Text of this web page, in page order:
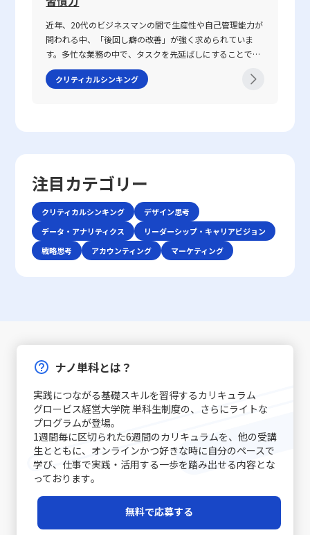
たがって、企業は両者をバランスよく統合することで、より多角的
かつ柔軟な評価システムを確立し、業務改善や戦略的意思決定に活
かすことが求められます。また、デジタルトランスフォーメーショ
ンの進展に伴い、タレントマネジメントシステムのようなツールを
活用して、社内データの一元化および可視化を図ることが、さらな
る競争優位の確保につながるでしょう。20代の若手ビジネスマン
の軸がぶれるのを防ぐことができます。具体的な対策とし
ては、以下の点が挙げられます。・まず、話の内容は具体
的に整理し、主語と述語を明確にすることが重要です。特
に急いでいる状況や複雑な問題を扱う場合、あいまいな表
現を避け、論点を整理して伝える努力が必要です。・次
に、相手の理解度を随時確認することが推奨されます。た
ブル回避に寄与します。・さらに、自己の思考を論理的に
果として仕事で話が噛み合わない人との対処法がより効果
的に機能します。論理的思考は、複雑な情報をシンプルに
まとめるための基本スキルであり、コミュニケーションの
質を大きく左右します。これらの注意点を踏まえた上で、
略と実践例 ここでは、「仕事で話が噛み合わない人との対
処法」として認識される具体的な戦略を、実践例とともに
解説します。多岐にわたる原因に対して、個々のケースに
応じた対策を講じることが求められます。まず、会話の開
始時に必ず現状の認識を共有することが基本です。長年の
経験が示すように、「話の前提条件を合わせる」ことは、
双方のコミュニケーションの齟齬を防ぐ第一歩です。たと
えば、新たなプロジェクトのキックオフミーティングで
は、各参加者が同じゴールと進行予定を共有することで、
後の誤解を避けることができます。また、日常的なコミュ
には話の流れからその理解度を汲み取る姿勢が重要です。
経験豊富なマネージャーの中には、相手の話し方をよく観
相手に正確かつ効果的なメッセージを伝えることで、相手
より、メール、チャット、ビデオ会議など多様なコミュニ
ケーション手法が登場しました。しかし、テキストや非対
面のやりとりは時に「既読未読」「いいね」といった簡易
な反応だけに頼る傾向があり、誤解や遅延が発生する可能
性があります。このため、現代のビジネスシーンでは、対
む複合的なプロセスであり、相手にどこまで伝わったか、
あるいは誤解が生じたかを見極める能力が必要となりま
す。「ビジネスにおけるコミュニケーション能力」で成功
を収めるためには、自身の伝えたい内容を明確に定義し、
使用する手段・場面に応じて最適な技術を選択できる柔軟
性が求められます。 特に、若手ビジネスマンにとっては、
が質の高いコミュニケーションを実現する鍵となります。
を高めるためには、単に技術を習得するだけでなく、いく
つかの落とし穴や注意点を認識する必要があります。ま
ず、情報伝達とコミュニケーションの違いに注意が必要で
す。単なるデータや数字の伝達が成功したとしても、相手
がその情報をどう受け取り、行動に移すかはまた別の問題
です。「ビジネスにおけるコミュニケーション能力」にお
いては、相手に正しく意図が伝わるかどうかが重要であ
り、結果として行動変容が起こることが成功指標となりま
伝えることができないという不確実性があります。言葉だ
ー・オーシャン戦略』にて取り上げられ、赤く血に染まっ
た海をイメージすることで、限られた需要を巡って多数の
企業が激しく争う状況を表現しています。特に、レッドオ
ーシャの 戦い方としてのアプローチは、価格競争に終始し
やすい市場の中で如何にして自社の独自性を打ち出すか、
争いが交錯し、限られた市場シェアの取り合いが続きま
す。そのため、レッドオーシャンの戦い方においては、自
社の強みや独自性を生かした戦略立案が不可欠となりま
す。 レッドオーシャン 戦い方の基本戦略 レッドオーシャ
ン市場で成功を収めるためには、以下の3つの基本戦略が
有効であるとされています。第一に、差別化戦略です。他
社と同じ製品・サービスを提供していては、顧客は選択に
や労力を削減することで市場価格を下回る優位性を保持し
ます。ユニクロが示した事例のように、大量仕入れや生産
できれば、急激な価格競争にも耐える力が養われるので
す。ただし、過度なコスト削減は品質低下やブランド価値
の喪失というリスクもあるため、バランスを見極めること
が重要です。 第三に、ニッチ戦略です。市場全体ではな
く、特定の顧客セグメントや特定のニーズに特化すること
で、競争相手の少ない領域を開拓します。高級車市場にお
けるポルシェの例は、限られた層に対して圧倒的なブラン
ド価値を提供する成功例と言えるでしょう。この戦略は、
レッドオーシャンの戦い方の一環として、自社の強みや専
近年、20代のビジネスマンの間で生産性や自己管理能力が
問われる中、「後回し癖の改善」が強く求められていま
す。多忙な業務の中で、タスクを先延ばしにすることで生
じるストレスや自信喪失、生産性の低下は、キャリア形成
において決定的なマイナス要素となりかねません。この記
改善に向けた実践的アプローチを解説します。 先延ばし癖
とは 先延ばし癖とは、必要なタスクや業務を期限内に着
手・遂行せず、後回しにする習慣や傾向を指します。この
現象は単なる怠慢や意志の弱さだけに起因するものではな
く、心理的要因や環境要因の複合的な結果とも言えます。
例えば、失敗への恐怖心や完璧主義、さらにはADHD（注
ます。たとえば、予定された期限までにタスクが完了しな
いことによるストレスの増加、結果的な自信喪失、そして
長期的にはキャリアチャンスの逸失へとつながります。こ
のような問題は個人だけでなく、チームや組織全体に影響
を及ぼすため、早期に原因を特定し、適切な対策を講じる
ことが求められます。先延ばし癖に取り組むプロセスは、
自分自身を見つめ直し、効率的な業務遂行と成長機会を確
実に捉えるための重要なステップと言えるでしょう。 近年
は特に、テクノロジーの発展とともに多様な働き方が広が
る中で、自己管理能力が強く問われるようになりました。
慣の見直しにとどまらず、自己のキャリア戦略を見直すた
めの重要な要素ともなっています。次のセクションでは、
クリティカルシンキング
注目カテゴリー
クリティカルシンキング
デザイン思考
データ・アナリティクス
リーダーシップ・キャリアビジョン
戦略思考
アカウンティング マーケティング
ナノ単科とは？
実践につながる基礎スキルを習得するカリキュラム
グロービス経営大学院 単科生制度の、さらにライトな
プログラムが登場｡
1週間毎に区切られた6週間のカリキュラムを、他の受講
生とともに、オンラインかつ好きな時に自分のペースで
学び、仕事で実践・活用する一歩を踏み出せる内容とな
っております｡
無料で応募する